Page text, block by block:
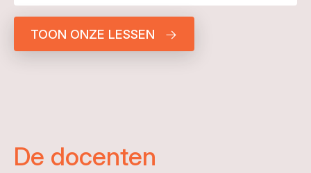
TOON ONZE LESSEN
De docenten